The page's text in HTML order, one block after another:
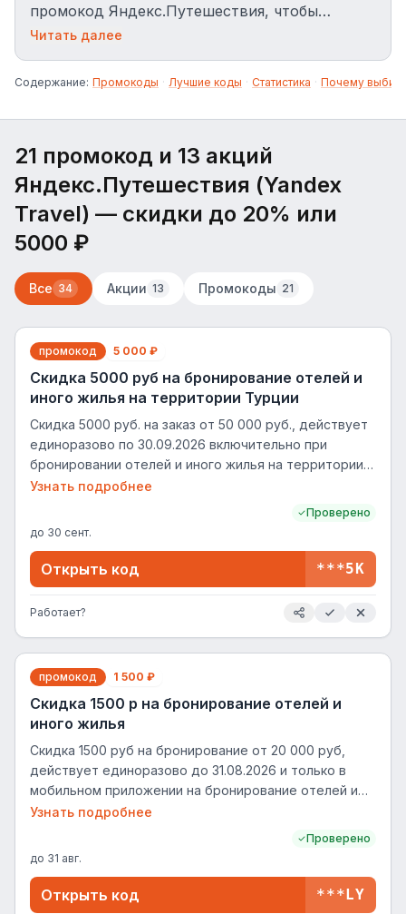
промокод Яндекс.Путешествия, чтобы
получить скидку до 20% на первый заказ или
кэшбэк.
Читать далее
Содержание: Промокоды · Лучшие коды · Статистика · Почему
21 промокод и 13 акций
Яндекс.Путешествия (Yandex
Travel) — скидки до 20% или
5000 ₽
Все 34 Акции 13 Промокоды 21
промокод 5 000 ₽
Скидка 5000 руб на бронирование отелей и
иного жилья на территории Турции
Скидка 5000 руб. на заказ от 50 000 руб., действует
единоразово по 30.09.2026 включительно при
бронировании отелей и иного жилья на территории
Турции
Узнать подробнее
Проверено
до 30 сент.
Открыть код ***5K
Работает?
промокод 1 500 ₽
Скидка 1500 р на бронирование отелей и
иного жилья
Скидка 1500 руб на бронирование от 20 000 руб,
действует единоразово до 31.08.2026 и только в
мобильном приложении на бронирование отелей и
иного жилья
Узнать подробнее
Проверено
до 31 авг.
Открыть код ***LY